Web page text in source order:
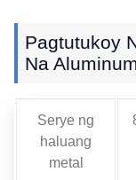
Pagtutukoy
Na
Serye ng
haluang
metal